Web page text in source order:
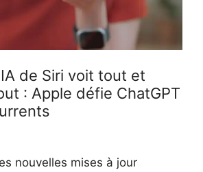
de Siri voit tout et
: Apple défie ChatGPT
nouvelles mises à jour